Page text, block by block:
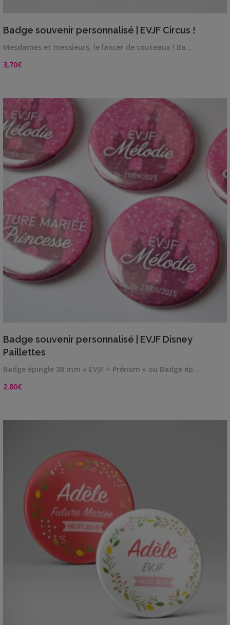
Badge souvenir personnalisé | EVJF Circus !
Mesdames et messieurs, le lancer de couteaux ! Ba…
3,70€
Badge souvenir personnalisé | EVJF Disney
Paillettes
Badge épingle 38 mm « EVJF + Prénom » ou Badge ép…
2,80€